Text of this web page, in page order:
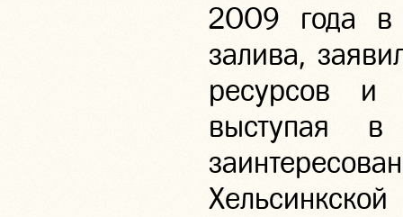
2009 года в
залива,
ресурсов и
выступая в